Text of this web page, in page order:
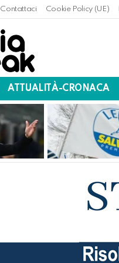
Contattaci Cookie Policy (UE)
ATTUALITÀ-CRONACA